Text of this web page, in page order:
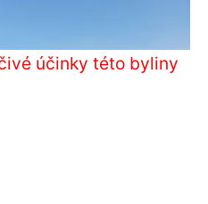
účinky této byliny